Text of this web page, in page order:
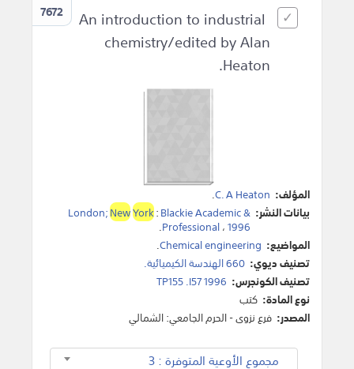
7672
An introduction to industrial
chemistry/edited by Alan
Heaton.
المؤلف: C. A Heaton
.
بيانات النشر:
London;NewYork:Blackie Academic &
Professional،1996
.
المواضيع: Chemical engineering
.
تصنيف ديوي: 660 الهندسة الكيميائية.
تصنيف الكونجرس: TP155 .I57 1996
نوع المادة: كتب
المصدر: فرع نزوى - الحرم الجامعي: الشمالي
مجموع الأوعية المتوفرة : 3